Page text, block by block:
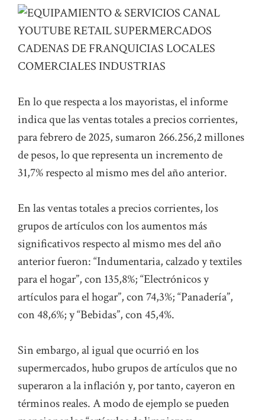
En lo que respecta a los mayoristas, el informe
indica que las ventas totales a precios corrientes,
para febrero de 2025, sumaron 266.256,2 millones
de pesos, lo que representa un incremento de
31,7% respecto al mismo mes del año anterior.
En las ventas totales a precios corrientes, los
grupos de artículos con los aumentos más
significativos respecto al mismo mes del año
anterior fueron: “Indumentaria, calzado y textiles
para el hogar”, con 135,8%; “Electrónicos y
artículos para el hogar”, con 74,3%; “Panadería”,
con 48,6%; y “Bebidas”, con 45,4%.
Sin embargo, al igual que ocurrió en los
supermercados, hubo grupos de artículos que no
superaron a la inflación y, por tanto, cayeron en
términos reales. A modo de ejemplo se pueden